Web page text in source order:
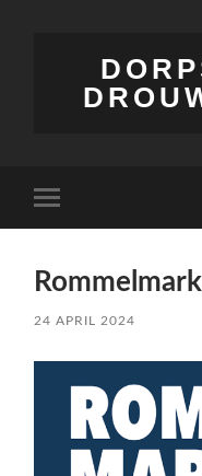
mobiel
24 APRIL 2024